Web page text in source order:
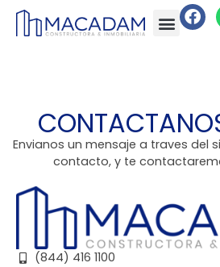
Envianos un mensaje a traves del
contacto, y te
(844) 416 1100